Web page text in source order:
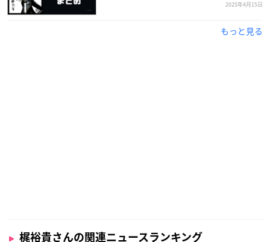
2025年4月15日
もっと見る
梶裕貴さんの関連ニュースランキング